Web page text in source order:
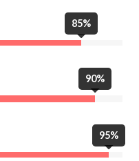
85%
90%
95%